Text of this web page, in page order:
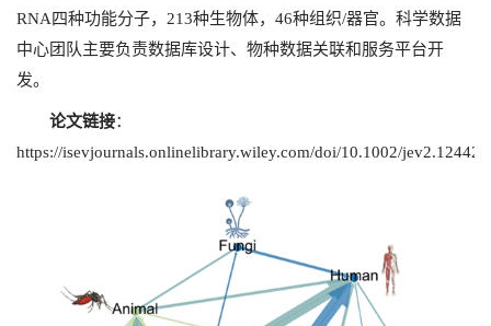
RNA四种功能分子，213种生物体，46种组织/器官。科学数据
中心团队主要负责数据库设计、物种数据关联和服务平台开
发。
论文链接：
https://isevjournals.onlinelibrary.wiley.com/doi/10.1002/jev2.12442